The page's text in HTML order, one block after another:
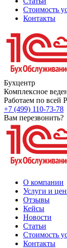
Стоимость
Контакты
Бухцентр
Комплексное
Работаем по всей
+7 (499) 110-73-78
Вам перезвонить?
О компании
Услуги и
Отзывы
Кейсы
Новости
Статьи
Стоимость
Контакты